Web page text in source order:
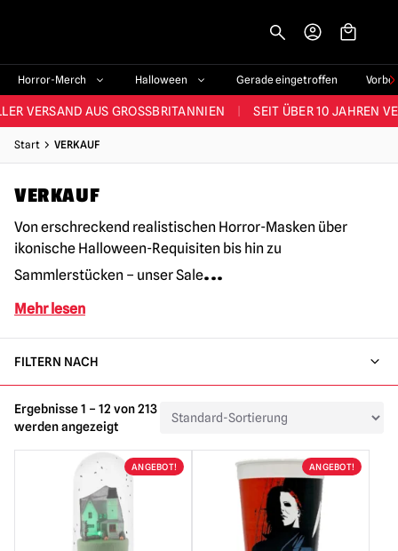
Horror-Merch Halloween Gerade eingetroffen
SORTIMENT IM VEREINIGTEN KÖNIGREICH | ÜBER 60.000
VERSAND AUS GROSSBRITANNIEN SEIT ÜBER 10 JAHREN
JEDE WOCHE NEUE HORROR-FANARTIKEL
SORTIMENT IM VEREINIGTEN KÖNIGREICH
Start VERKAUF
VERKAUF
Von erschreckend realistischen Horror-Masken über
ikonische Halloween-Requisiten bis hin zu
Sammlerstücken – unser Sale...
Mehr lesen
FILTERN NACH
Ergebnisse 1 – 12 von 213
werden angezeigt
ANGEBOT! ANGEBOT!